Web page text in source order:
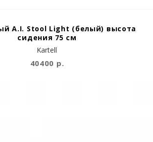
Kartell
A.I. Stool Light (белый) высота
сидения 75 см
40400 р.